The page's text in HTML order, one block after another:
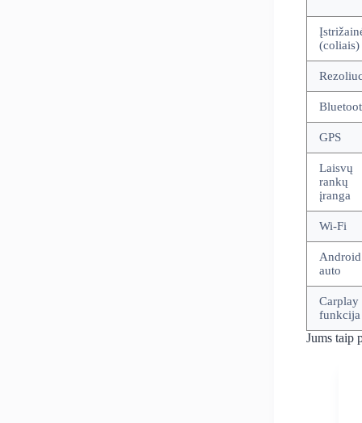
(coliais)
GPS
Laisvų
rankų
įranga
Wi-Fi
Android
auto
Carplay
funkcija
Jums taip